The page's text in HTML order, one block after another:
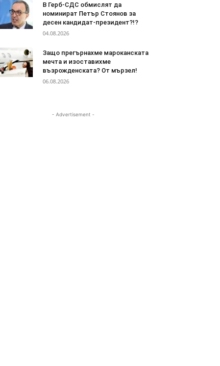
В Герб-СДС обмислят да
номинират Петър Стоянов за
десен кандидат-президент?!?
04.08.2026
Защо прегърнахме мароканската
мечта и изоставихме
възрожденската? От мързел!
06.08.2026
- Advertisement -